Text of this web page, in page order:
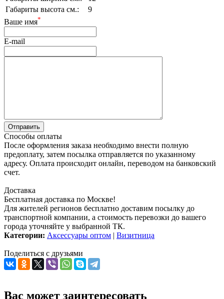
Габариты высота см.:
9
Ваше имя*
E-mail
Способы оплаты
После оформления заказа необходимо внести полную
предоплату, затем посылка отправляется по указанному
адресу. Оплата происходит онлайн, переводом на банковский
счет.
Доставка
Бесплатная доставка по Москве!
Для жителей регионов бесплатно доставим посылку до
транспортной компании, а стоимость перевозки до вашего
города уточняйте у выбранной ТК.
Категории: Аксессуары оптом | Визитница
Поделиться с друзьями
Вас может заинтересовать